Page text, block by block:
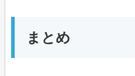
まとめ